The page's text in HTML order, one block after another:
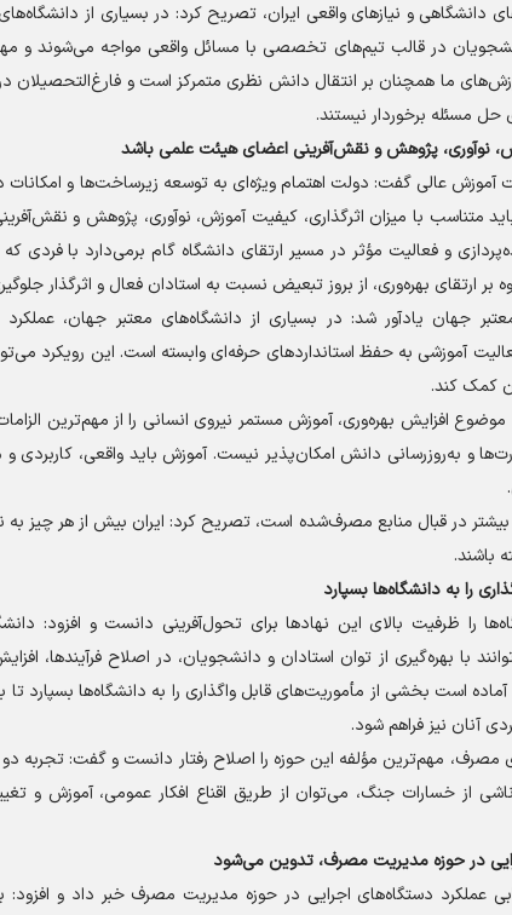
دانشگاهی و نیاز‌های واقعی ایران، تصریح کرد: در بسیاری از
در قالب تیم‌های تخصصی با مسائل واقعی مواجه می‌شوند و
ما همچنان بر انتقال دانش نظری متمرکز است و فارغ‌التحصیلان در
حل مسئله برخوردار نیستند.
نوآوری، پژوهش و نقش‌آفرینی اعضای هیئت علمی باشد
آموزش عالی گفت: دولت اهتمام ویژه‌ای به توسعه زیرساخت‌ها و امکانات
متناسب با میزان اثرگذاری، کیفیت آموزش، نوآوری، پژوهش و
و فعالیت مؤثر در مسیر ارتقای دانشگاه گام برمی‌دارد با فردی
ارتقای بهره‌وری، از بروز تبعیض نسبت به استادان فعال و اثرگذار
جهان یادآور شد: در بسیاری از دانشگاه‌های معتبر جهان،
آموزشی به حفظ استاندارد‌های حرفه‌ای وابسته است. این رویکرد
کمک کند.
افزایش بهره‌وری، آموزش مستمر نیروی انسانی را از مهم‌ترین
و به‌روزرسانی دانش امکان‌پذیر نیست. آموزش باید واقعی، کاربردی و
در قبال منابع مصرف‌شده است، تصریح کرد: ایران بیش از هر چیز به
باشند.
را به دانشگاه‌ها بسپارد
را ظرفیت بالای این نهاد‌ها برای تحول‌آفرینی دانست و افزود:
با بهره‌گیری از توان استادان و دانشجویان، در اصلاح فرآیندها،
است بخشی از مأموریت‌های قابل واگذاری را به دانشگاه‌ها بسپارد
آنان نیز فراهم شود.
مصرف، مهم‌ترین مؤلفه این حوزه را اصلاح رفتار دانست و گفت:
از خسارات جنگ، می‌توان از طریق اقناع افکار عمومی، آموزش و
در حوزه مدیریت مصرف، تدوین می‌شود
عملکرد دستگاه‌های اجرایی در حوزه مدیریت مصرف خبر داد و افزود: